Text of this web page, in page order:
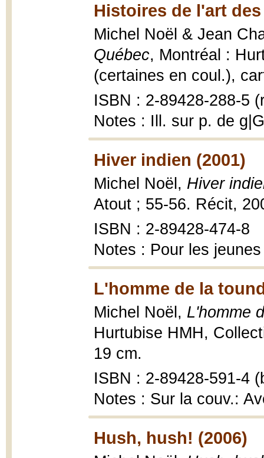
Histoires de l'art
Michel Noël & Jean
Québec, Montréal :
(certaines en coul.),
ISBN : 2-89428-288-5
Notes : Ill. sur p. de
Hiver indien (2001)
Michel Noël, Hiver
Atout ; 55-56. Récit,
ISBN : 2-89428-474-8
Notes : Pour les
L'homme de la
Michel Noël, L'homme
Hurtubise HMH,
19 cm.
ISBN : 2-89428-591-4
Notes : Sur la couv.:
Hush, hush! (2006)